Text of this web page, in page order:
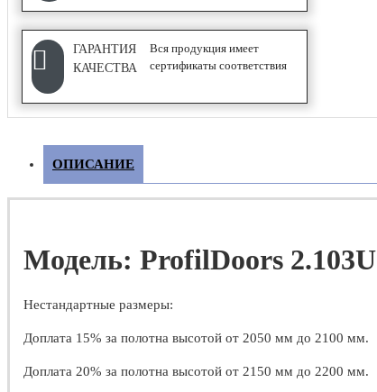
Дверные замки
Дверные петли
Дверные стопоры и ограничители
ГАРАНТИЯ
КАЧЕСТВА
Вся продукция имеет
сертификаты соответствия
ОПИСАНИЕ
Модель: ProfilDoors 2.103U
Нестандартные размеры:
Доплата 15% за полотна высотой от 2050 мм до 2100 мм.
Доплата 20% за полотна высотой от 2150 мм до 2200 мм.